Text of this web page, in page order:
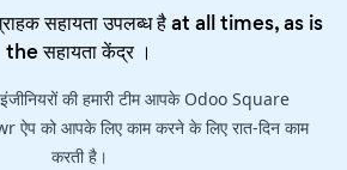
सहायता उपलब्ध है at all times, as is
theसहायता केंद्र।
की हमारी टीम आपके Odoo Square
को आपके लिए काम करने के लिए रात-दिन काम
करती है।